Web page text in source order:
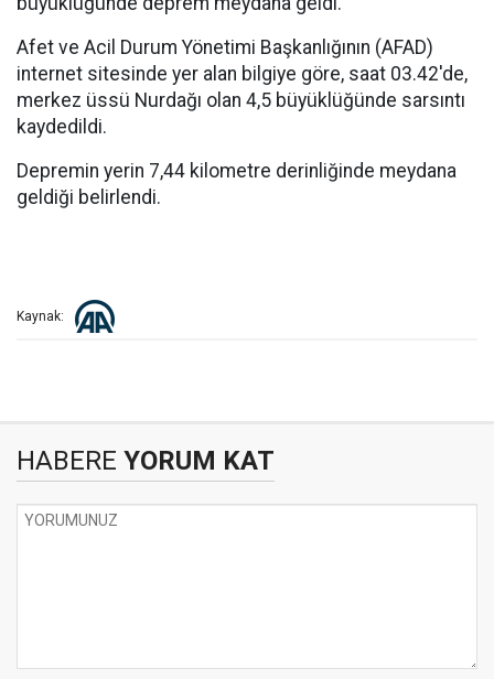
Afet ve Acil Durum Yönetimi Başkanlığının (AFAD)
internet sitesinde yer alan bilgiye göre, saat 03.42'de,
merkez üssü Nurdağı olan 4,5 büyüklüğünde sarsıntı
kaydedildi.
Depremin yerin 7,44 kilometre derinliğinde meydana
geldiği belirlendi.
Kaynak:
HABERE YORUM KAT